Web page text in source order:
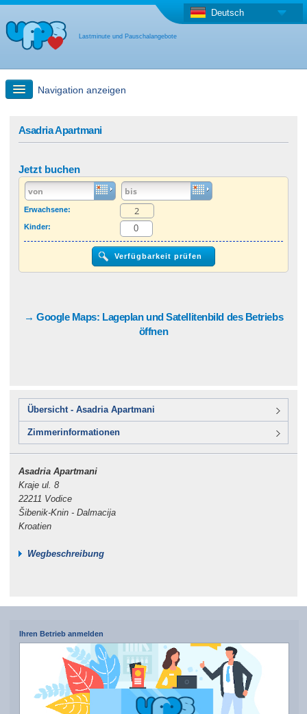
Lastminute und Pauschalangebote
Deutsch
Navigation anzeigen
Last Minute Angebot + Pauschalangebot
Anderes Land
Asadria Apartmani
Jetzt buchen
Erwachsene:
Kinder:
→ Google Maps: Lageplan und Satellitenbild des Betriebs
öffnen
Übersicht - Asadria Apartmani
Zimmerinformationen
Asadria Apartmani
Kraje ul. 8
22211 Vodice
Šibenik-Knin - Dalmacija
Kroatien
Wegbeschreibung
Ihren Betrieb anmelden